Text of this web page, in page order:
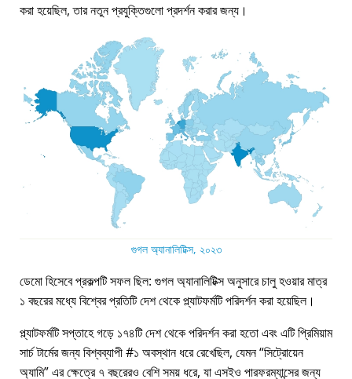
করা হয়েছিল, তার নতুন প্রযুক্তিগুলো প্রদর্শন করার জন্য।
গুগল অ্যানালিটিক্স, ২০২৩
ডেমো হিসেবে প্রকল্পটি সফল ছিল: গুগল অ্যানালিটিক্স অনুসারে চালু হওয়ার মাত্র
১ বছরের মধ্যে বিশ্বের প্রতিটি দেশ থেকে প্ল্যাটফর্মটি পরিদর্শন করা হয়েছিল।
প্ল্যাটফর্মটি সপ্তাহে গড়ে ১৭৪টি দেশ থেকে পরিদর্শন করা হতো এবং এটি প্রিমিয়াম
সার্চ টার্মের জন্য বিশ্বব্যাপী #১ অবস্থান ধরে রেখেছিল, যেমন সিট্রোয়েন
অ্যামি এর ক্ষেত্রে ৭ বছরেরও বেশি সময় ধরে, যা এসইও পারফরম্যান্সের জন্য